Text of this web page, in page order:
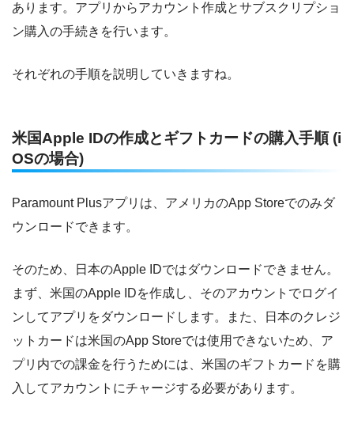
あります。アプリからアカウント作成とサブスクリプショ
ン購入の手続きを行います。
それぞれの手順を説明していきますね。
米国Apple IDの作成とギフトカードの購入手順 (i
OSの場合)
Paramount Plusアプリは、アメリカのApp Storeでのみダ
ウンロードできます。
そのため、日本のApple IDではダウンロードできません。
まず、米国のApple IDを作成し、そのアカウントでログイ
ンしてアプリをダウンロードします。また、日本のクレジ
ットカードは米国のApp Storeでは使用できないため、ア
プリ内での課金を行うためには、米国のギフトカードを購
入してアカウントにチャージする必要があります。